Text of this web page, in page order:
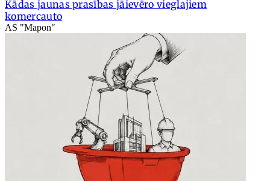
Kādas jaunas prasības jāievēro vieglajiem
komercauto
AS "Mapon"